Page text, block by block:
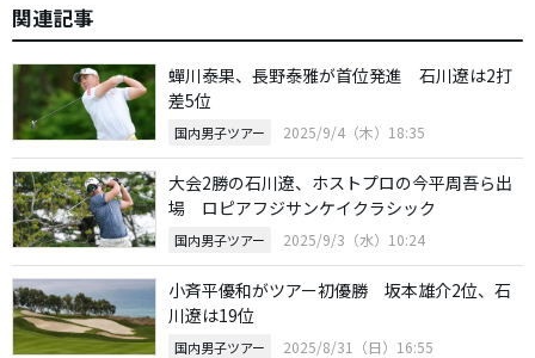
関連記事
蟬川泰果、長野泰雅が首位発進 石川遼は2打
差5位
国内男子ツアー 2025/9/4（木）18:35
大会2勝の石川遼、ホストプロの今平周吾ら出
場 ロピアフジサンケイクラシック
国内男子ツアー 2025/9/3（水）10:24
小斉平優和がツアー初優勝 坂本雄介2位、石
川遼は19位
国内男子ツアー 2025/8/31（日）16:55